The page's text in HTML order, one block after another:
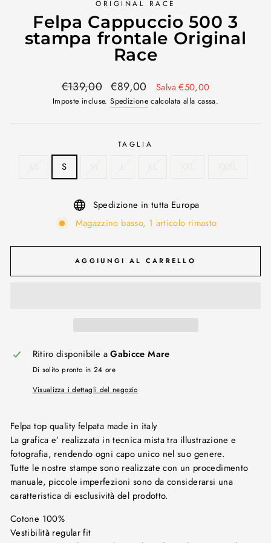
ORIGINAL RACE
Felpa Cappuccio 500 3
stampa frontale Original
Race
Prezzo
di
€139,00
Prezzo
scontato
€89,00 Salva €50,00
Imposte incluse.Spedizionecalcolata alla cassa.
TAGLIA
S
Spedizione in tutta Europa
Magazzino basso, 1 articolo rimasto
AGGIUNGI AL CARRELLO
Ritiro disponibile aGabicce Mare
Di solito pronto in 24 ore
Visualizza i dettagli del negozio
Felpa top quality felpata made in italy
La grafica e’ realizzata in tecnica mista tra illustrazione e
fotografia, rendendo ogni capo unico nel suo genere.
Tutte le nostre stampe sono realizzate con un procedimento
manuale, piccole imperfezioni sono da considerarsi una
caratteristica di esclusività del prodotto.
Cotone 100%
Vestibilità regular fit